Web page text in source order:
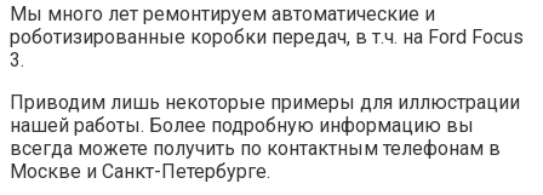
Мы много лет ремонтируем автоматические и
роботизированные коробки передач, в т.ч. на Ford Focus
3.
Приводим лишь некоторые примеры для иллюстрации
нашей работы. Более подробную информацию вы
всегда можете получить по контактным телефонам в
Москве и Санкт-Петербурге.